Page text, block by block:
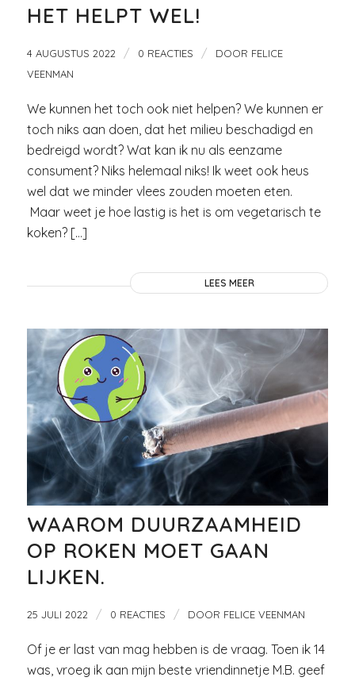
HET HELPT WEL!
4 AUGUSTUS 2022 / 0 REACTIES / DOOR FELICE
VEENMAN
We kunnen het toch ook niet helpen? We kunnen er
toch niks aan doen, dat het milieu beschadigd en
bedreigd wordt? Wat kan ik nu als eenzame
consument? Niks helemaal niks! Ik weet ook heus
wel dat we minder vlees zouden moeten eten.
Maar weet je hoe lastig is het is om vegetarisch te
koken? […]
LEES MEER
WAAROM DUURZAAMHEID
OP ROKEN MOET GAAN
LIJKEN.
25 JULI 2022 / 0 REACTIES / DOOR FELICE VEENMAN
Of je er last van mag hebben is de vraag. Toen ik 14
was, vroeg ik aan mijn beste vriendinnetje M.B. geef